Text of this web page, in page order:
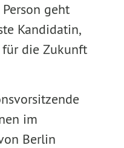
geht
Kandidatin,
für die Zukunft
im
Berlin